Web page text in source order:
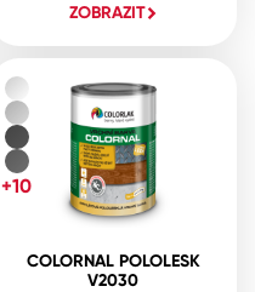
ZOBRAZIT
COLORNAL POLOLESK
V2030
+10